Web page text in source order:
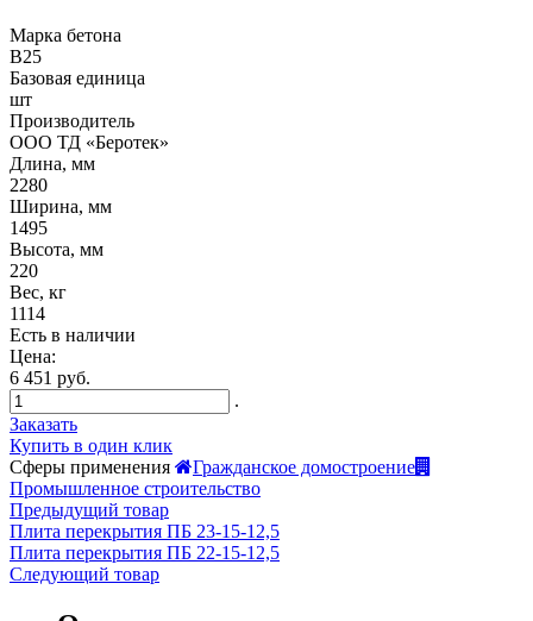
Марка бетона
B25
Базовая единица
шт
Производитель
ООО ТД «Беротек»
Длина, мм
2280
Ширина, мм
1495
Высота, мм
220
Вес, кг
1114
Есть в наличии
Цена:
6 451 руб.
.
Заказать
Купить в один клик
Сферы применения
Гражданское домостроение
Промышленное строительство
Предыдущий товар
Плита перекрытия ПБ 23-15-12,5
Плита перекрытия ПБ 22-15-12,5
Следующий товар